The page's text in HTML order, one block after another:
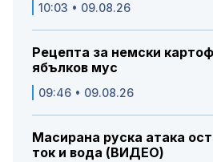
10:03 • 09.08.26
Рецепта за немски
ябълков мус
09:46 • 09.08.26
Масирана руска атака
ток и вода (ВИДЕО)